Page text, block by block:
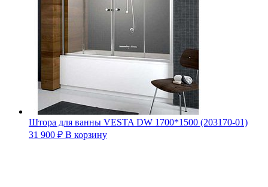
Штора для ванны VESTA DW 1700*1500 (203170-01)
31 900 ₽ В корзину